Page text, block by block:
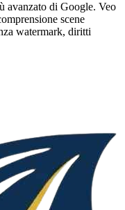
avanzato di Google. Veo
scene
watermark, diritti